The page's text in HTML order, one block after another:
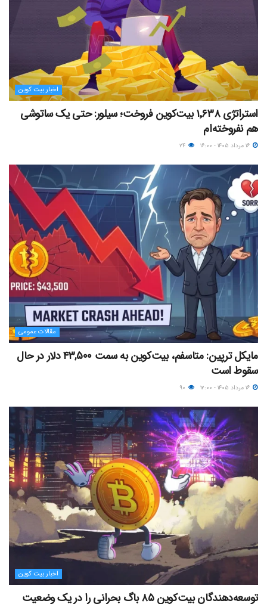
اخبار بیت کوین
استراتژی ۱٬۶۳۸ بیت‌کوین فروخت؛ سیلور: حتی یک ساتوشی
هم نفروخته‌ام
مقالات عمومی
مایکل ترپین: متاسفم، بیت‌کوین به سمت ۴۳,۵۰۰ دلار در حال
سقوط است
اخبار بیت کوین
توسعه‌دهندگان بیت‌کوین ۸۵ باگ بحرانی را در یک وضعیت